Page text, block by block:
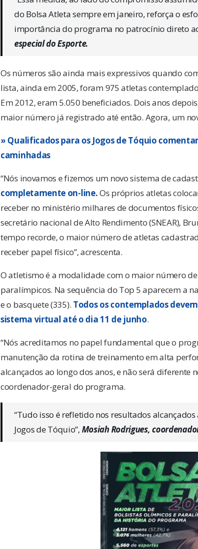
do Bolsa Atleta sempre em janeiro, reforça o
importância do programa no patrocínio direto
especial do Esporte.
Os números são ainda mais expressivos quando
lista, ainda em 2005, foram 975 atletas
Em 2012, eram 5.050 beneficiados. Dois anos
maior número já registrado até então. Agora, um
» Qualificados para os Jogos de Tóquio
caminhadas
“Nós inovamos e fizemos um novo sistema de
completamente on-line.Os próprios atletas
receber no ministério milhares de documentos
secretário nacional de Alto Rendimento (SNEAR),
tempo recorde, o maior número de atletas
receber papel físico”, acrescenta.
O atletismo é a modalidade com o maior número
paralímpicos. Na sequência do Top 5 aparecem a
e o basquete (335). Todos os contemplados
sistema virtual até o dia 11 de junho.
“Nós acreditamos no papel fundamental que o
manutenção da rotina de treinamento em alta
alcançados ao longo dos anos, e não será diferente
coordenador-geral do programa.
“Tudo isso é refletido nos resultados
Jogos de Tóquio”, Mosiah Rodrigues,